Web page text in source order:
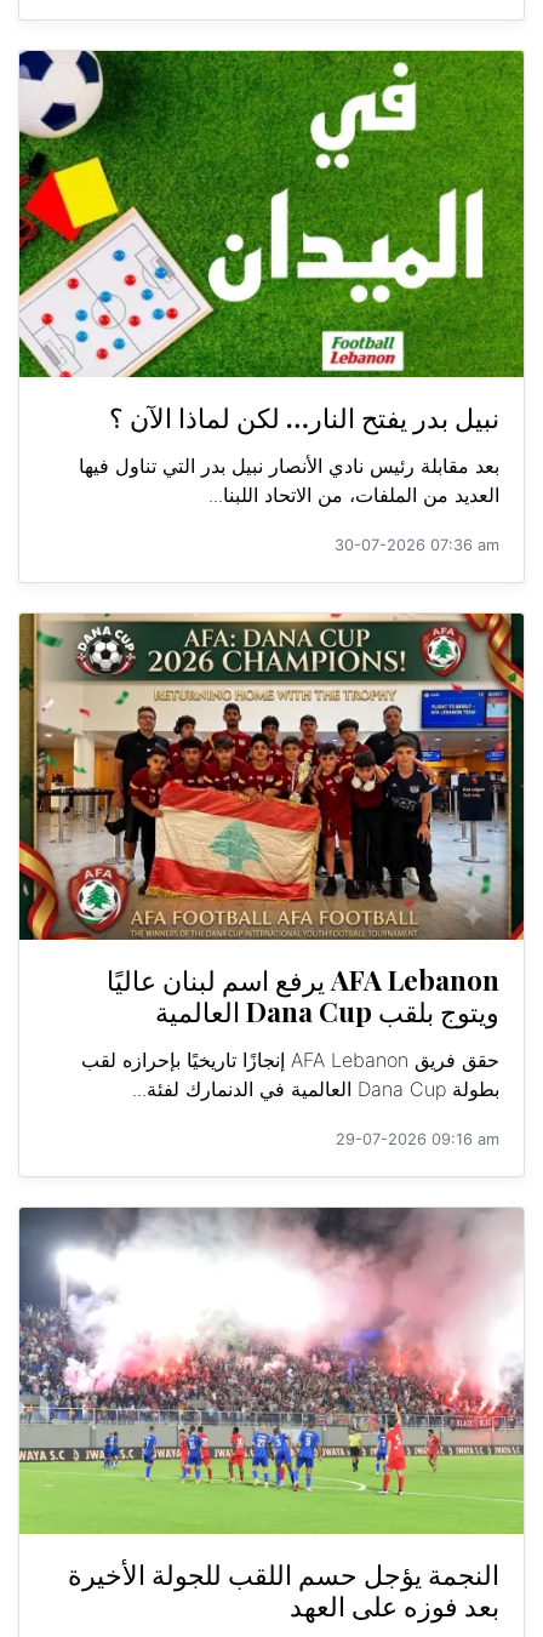
نبيل بدر يفتح النار… لكن لماذا الآن ؟
بعد مقابلة رئيس نادي الأنصار نبيل بدر التي تناول فيها
العديد من الملفات، من الاتحاد اللبنا...
30-07-2026 07:36 am
AFA Lebanon يرفع اسم لبنان عاليًا
ويتوج بلقب Dana Cup العالمية
حقق فريق AFA Lebanon إنجازًا تاريخيًا بإحرازه لقب
بطولة Dana Cup العالمية في الدنمارك لفئة...
29-07-2026 09:16 am
النجمة يؤجل حسم اللقب للجولة الأخيرة
بعد فوزه على العهد